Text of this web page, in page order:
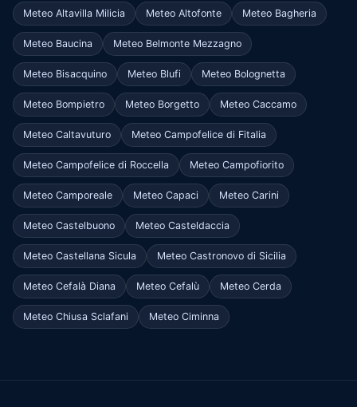
Meteo Altavilla Milicia Meteo Altofonte Meteo Bagheria
Meteo Baucina Meteo Belmonte Mezzagno
Meteo Bisacquino Meteo Blufi Meteo Bolognetta
Meteo Bompietro Meteo Borgetto Meteo Caccamo
Meteo Caltavuturo Meteo Campofelice di Fitalia
Meteo Campofelice di Roccella Meteo Campofiorito
Meteo Camporeale Meteo Capaci Meteo Carini
Meteo Castelbuono Meteo Casteldaccia
Meteo Castellana Sicula Meteo Castronovo di Sicilia
Meteo Cefalà Diana Meteo Cefalù Meteo Cerda
Meteo Chiusa Sclafani Meteo Ciminna